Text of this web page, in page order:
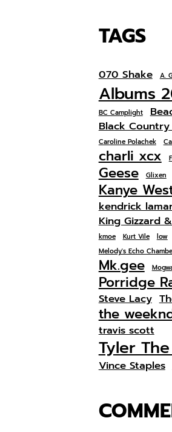
TAGS
070 Shake A.
Albums
BC Camplight
Black Country
Caroline Polachek
charli xcx
Geese Glixen
Kanye
kendrick
King Gizzard
kmoe Kurt Vile low
Melody's Echo
Mk.gee
Porridge
Steve Lacy
the
travis scott
Tyler
Vince Staples